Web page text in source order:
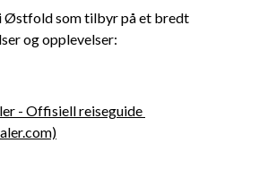
Østfold som tilbyr på et bredt
og opplevelser:
- Offisiell reiseguide